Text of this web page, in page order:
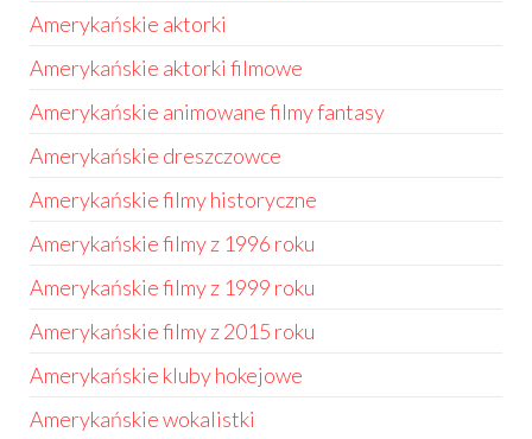
Amerykańskie aktorki
Amerykańskie aktorki filmowe
Amerykańskie animowane filmy fantasy
Amerykańskie dreszczowce
Amerykańskie filmy historyczne
Amerykańskie filmy z 1996 roku
Amerykańskie filmy z 1999 roku
Amerykańskie filmy z 2015 roku
Amerykańskie kluby hokejowe
Amerykańskie wokalistki